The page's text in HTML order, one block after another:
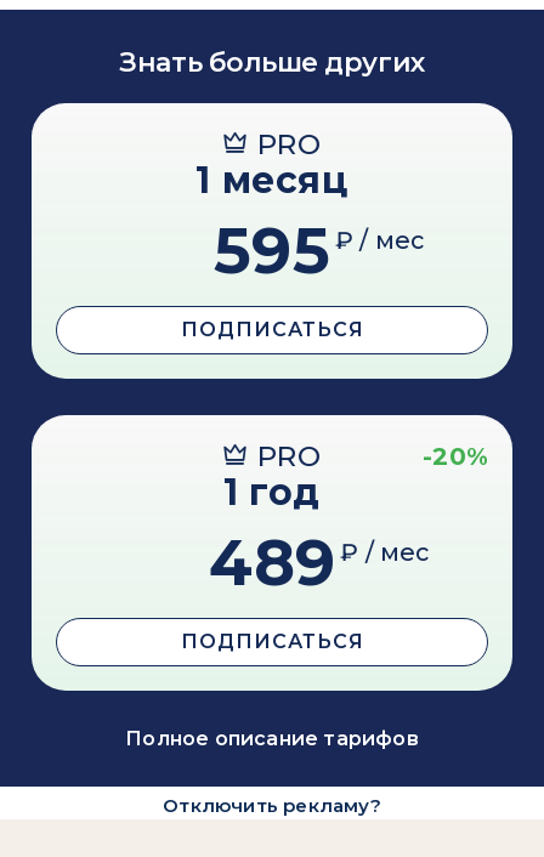
Знать больше других
PRO
1 месяц
595 ₽ / мес
ПОДПИСАТЬСЯ
PRO -20%
1 год
489 ₽ / мес
ПОДПИСАТЬСЯ
Полное описание тарифов
Отключить рекламу?